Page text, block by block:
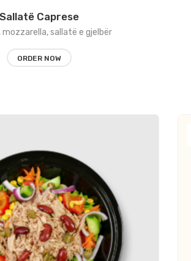
Sallatë Caprese
mozzarella, sallatë e gjelbër
ORDER NOW